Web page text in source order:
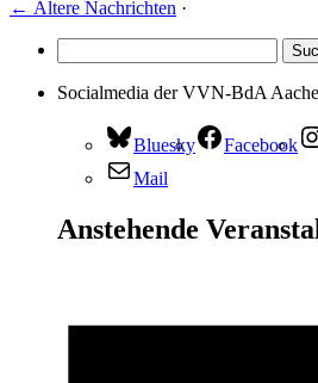
← Ältere Nachrichten ·
Socialmedia der VVN-BdA
Bluesky Facebook
Mail
Anstehende